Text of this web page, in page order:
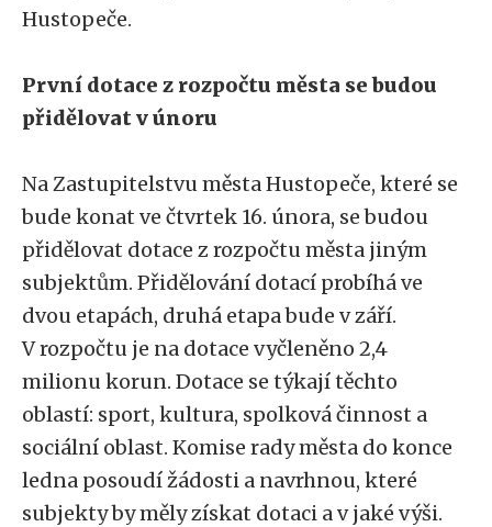
Hustopeče.
První dotace z rozpočtu města se budou
přidělovat v únoru
Na Zastupitelstvu města Hustopeče, které se
bude konat ve čtvrtek 16. února, se budou
přidělovat dotace z rozpočtu města jiným
subjektům. Přidělování dotací probíhá ve
dvou etapách, druhá etapa bude v září.
V rozpočtu je na dotace vyčleněno 2,4
milionu korun. Dotace se týkají těchto
oblastí: sport, kultura, spolková činnost a
sociální oblast. Komise rady města do konce
ledna posoudí žádosti a navrhnou, které
subjekty by měly získat dotaci a v jaké výši.